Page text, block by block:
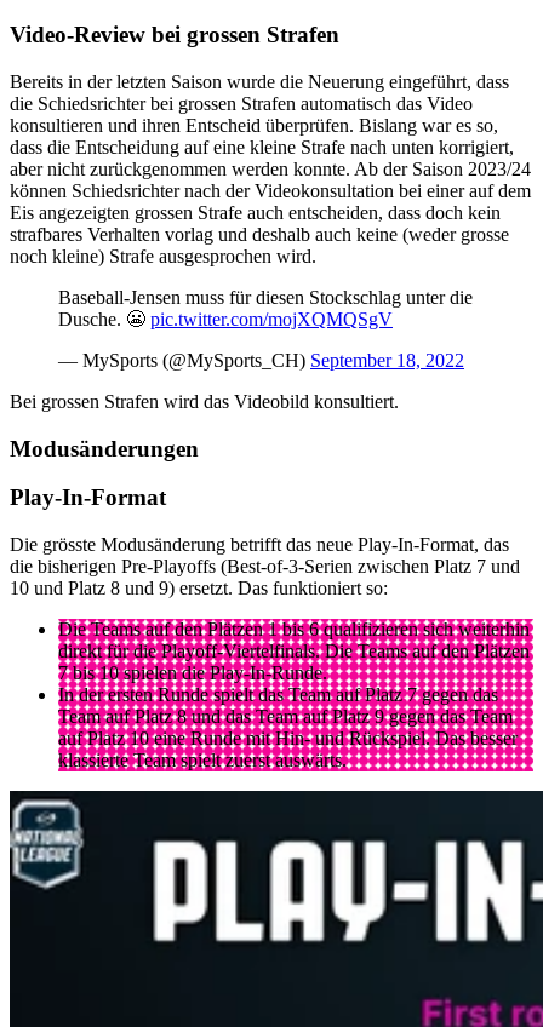
Video-Review bei grossen Strafen
Bereits in der letzten Saison wurde die Neuerung eingeführt, dass
die Schiedsrichter bei grossen Strafen automatisch das Video
konsultieren und ihren Entscheid überprüfen. Bislang war es so,
dass die Entscheidung auf eine kleine Strafe nach unten korrigiert,
aber nicht zurückgenommen werden konnte. Ab der Saison 2023/24
können Schiedsrichter nach der Videokonsultation bei einer auf dem
Eis angezeigten grossen Strafe auch entscheiden, dass doch kein
strafbares Verhalten vorlag und deshalb auch keine (weder grosse
noch kleine) Strafe ausgesprochen wird.
Baseball-Jensen muss für diesen Stockschlag unter die
Dusche. 😬 pic.twitter.com/mojXQMQSgV
— MySports (@MySports_CH) September 18, 2022
Bei grossen Strafen wird das Videobild konsultiert.
Modusänderungen
Play-In-Format
Die grösste Modusänderung betrifft das neue Play-In-Format, das
die bisherigen Pre-Playoffs (Best-of-3-Serien zwischen Platz 7 und
10 und Platz 8 und 9) ersetzt. Das funktioniert so:
Die Teams auf den Plätzen 1 bis 6 qualifizieren sich weiterhin
direkt für die Playoff-Viertelfinals. Die Teams auf den Plätzen
7 bis 10 spielen die Play-In-Runde.
In der ersten Runde spielt das Team auf Platz 7 gegen das
Team auf Platz 8 und das Team auf Platz 9 gegen das Team
auf Platz 10 eine Runde mit Hin- und Rückspiel. Das besser
klassierte Team spielt zuerst auswärts.